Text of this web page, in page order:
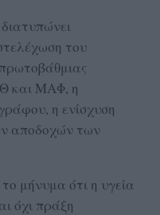
του
και ΜΑΦ, η
η ενίσχυση
αποδοχών των
μήνυμα ότι η υγεία
όχι πράξη